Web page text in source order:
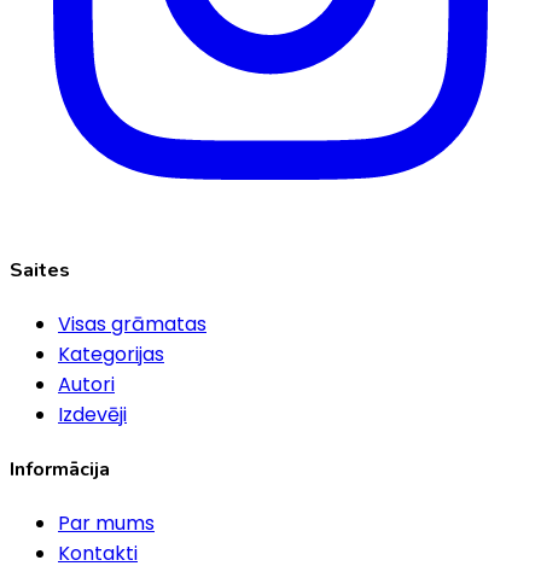
Saites
Visas grāmatas
Kategorijas
Autori
Izdevēji
Informācija
Par mums
Kontakti